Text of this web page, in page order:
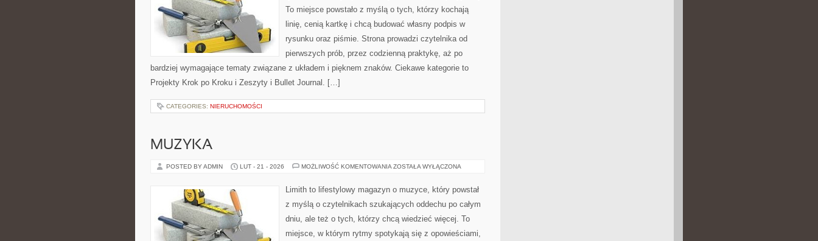
To miejsce powstało z myślą o tych, którzy kochają
linię, cenią kartkę i chcą budować własny podpis w
rysunku oraz piśmie. Strona prowadzi czytelnika od
pierwszych prób, przez codzienną praktykę, aż po
bardziej wymagające tematy związane z układem i pięknem znaków. Ciekawe kategorie to
Projekty Krok po Kroku i Zeszyty i Bullet Journal. […]
CATEGORIES: NIERUCHOMOŚCI
MUZYKA
POSTED BY ADMIN LUT - 21 - 2026 MOŻLIWOŚĆ KOMENTOWANIA MUZYKA
ZOSTAŁA WYŁĄCZONA
Limith to lifestylowy magazyn o muzyce, który powstał
z myślą o czytelnikach szukających oddechu po całym
dniu, ale też o tych, którzy chcą wiedzieć więcej. To
miejsce, w którym rytmy spotykają się z opowieściami,